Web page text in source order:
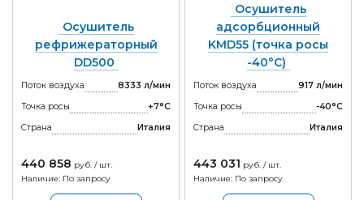
Осушитель
рефрижераторный
DD500
Поток воздуха
8333 л/мин
Точка росы
+7°С
Страна
Италия
440 858 руб. / шт.
Наличие: По запросу
Осушитель
адсорбционный
KMD55 (точка росы
-40°С)
Поток воздуха
917 л/мин
Точка росы
-40°С
Страна
Италия
443 031 руб. / шт.
Наличие: По запросу